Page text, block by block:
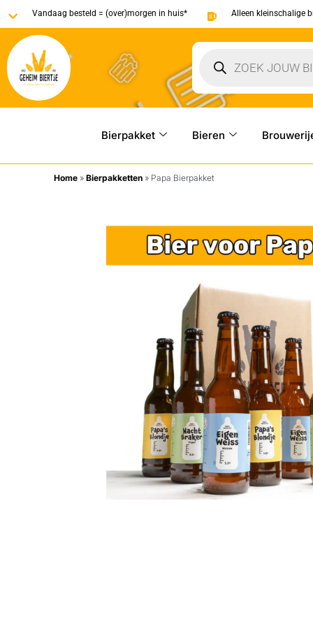
Vandaag besteld = (over)morgen in huis* Alleen kleinschalige
Bierpakket Bieren
Home »Bierpakketten » Papa Bierpakket